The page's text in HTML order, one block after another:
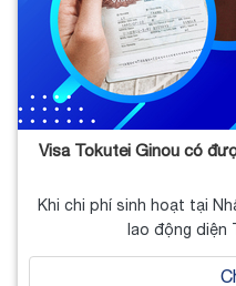
Visa Tokutei Ginou có
Khi chi phí sinh hoạt tại
lao động